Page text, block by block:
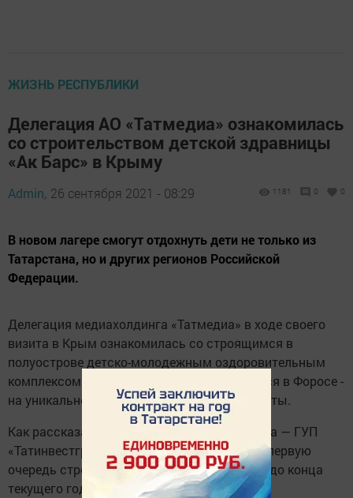
ЖИЗНЬ РЕСПУБЛИКИ
Делегация АО «Татмедиа» ознакомилась
со строительством детской здравницы
«Ак Барс» в Крыму
Admin, 26 сентября 2021 - 08:29 1181 0 0
В новом лагере смогут отдохнуть дети не только из
Татарстана, но и других регионов Российской
Федерации.
Делегация медиахолдинга «Татмедиа» в ходе своего
визита в Крым ознакомилась со строящимся в
полуострове детско-молодежным оздоровительным
комплексом «Ак Барс» Объект расположился в Форосе -
на уникальном ландшафтом парке возле Ялты.
Как рассказала представитель застройщика — ГУП
«Татинвестгражданпроект» Кира Маслова, первую
очередь строительства планируется сдать до конца
текущего года, вторую — к июню 2022-го.